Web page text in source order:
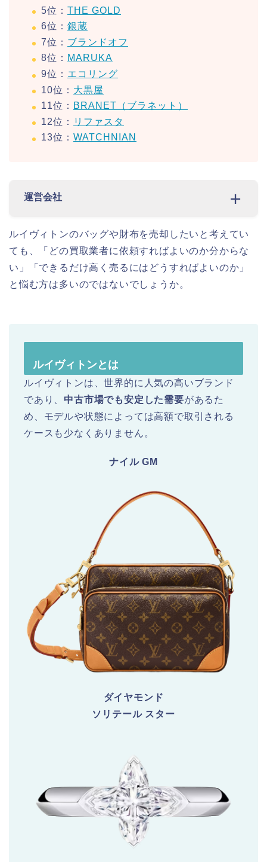
5位： THE GOLD
6位： 銀蔵
7位： ブランドオフ
8位： MARUKA
9位： エコリング
10位： 大黒屋
11位： BRANET（ブラネット）
12位：
リファスタ
13位： WATCHNIAN
運営会社
ルイヴィトンのバッグや財布を売却したいと考えてい
ても、「どの買取業者に依頼すればよいのか分からな
い」「できるだけ高く売るにはどうすればよいのか」
と悩む方は多いのではないでしょうか。
ルイヴィトンとは
ルイヴィトンは、世界的に人気の高いブランド
であり、 中古市場でも安定した需要があるた
め、モデルや状態によっては高額で取引される
ケースも少なくありません。
ナイル GM
ダイヤモンド
ソリテール スター